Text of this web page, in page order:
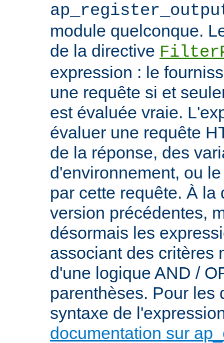
module quelconque.
de la directive
expression : le
une requête si et
est évaluée vraie.
évaluer une requête
de la réponse, des
d'environnement, ou
par cette requête. À la
version précédentes,
désormais les
associant des critères
d'une logique AND /
parenthèses. Pour les
syntaxe de
documentation sur